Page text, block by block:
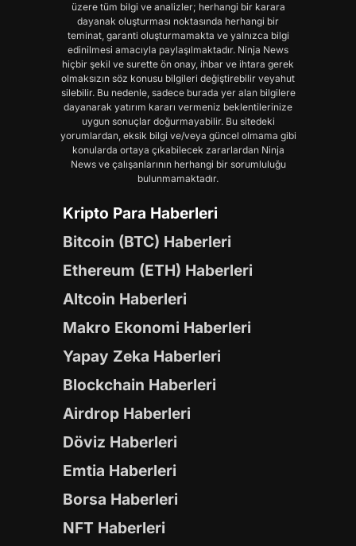
üzere tüm bilgi ve analizler; herhangi bir karara
dayanak oluşturması noktasında herhangi bir
teminat, garanti oluşturmamakta ve yalnızca bilgi
edinilmesi amacıyla paylaşılmaktadır. Ninja News
hiçbir şekil ve surette ön onay, ihbar ve ihtara gerek
olmaksızın söz konusu bilgileri değiştirebilir veyahut
silebilir. Bu nedenle, sadece burada yer alan bilgilere
dayanarak yatırım kararı vermeniz beklentilerinize
uygun sonuçlar doğurmayabilir. Bu sitedeki
yorumlardan, eksik bilgi ve/veya güncel olmama gibi
konularda ortaya çıkabilecek zararlardan Ninja
News ve çalışanlarının herhangi bir sorumluluğu
bulunmamaktadır.
Kripto Para Haberleri
Bitcoin (BTC) Haberleri
Ethereum (ETH) Haberleri
Altcoin Haberleri
Makro Ekonomi Haberleri
Yapay Zeka Haberleri
Blockchain Haberleri
Airdrop Haberleri
Döviz Haberleri
Emtia Haberleri
Borsa Haberleri
NFT Haberleri